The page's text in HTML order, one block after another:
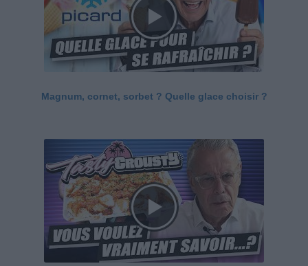
Magnum, cornet, sorbet ? Quelle glace choisir ?